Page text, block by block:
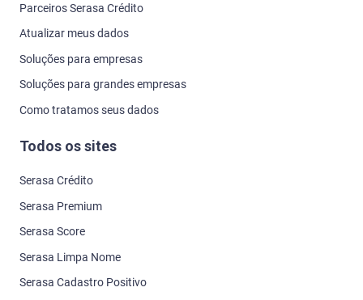
Parceiros Serasa Crédito
Atualizar meus dados
Soluções para empresas
Soluções para grandes empresas
Como tratamos seus dados
Todos os sites
Serasa Crédito
Serasa Premium
Serasa Score
Serasa Limpa Nome
Serasa Cadastro Positivo